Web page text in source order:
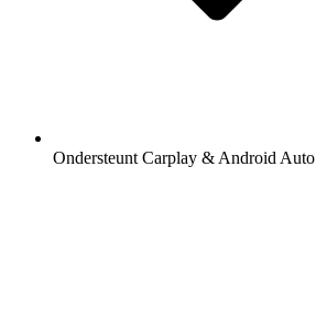
Ondersteunt Carplay & Android Auto